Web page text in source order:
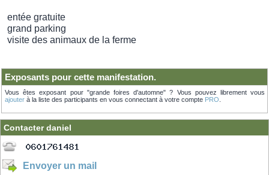
entée gratuite
grand parking
visite des animaux de la ferme
Exposants pour cette manifestation.
Vous êtes exposant pour "grande foires d'automne" ? Vous pouvez librement vous
ajouter à la liste des participants en vous connectant à votre compte PRO
Contacter daniel
Envoyer un mail